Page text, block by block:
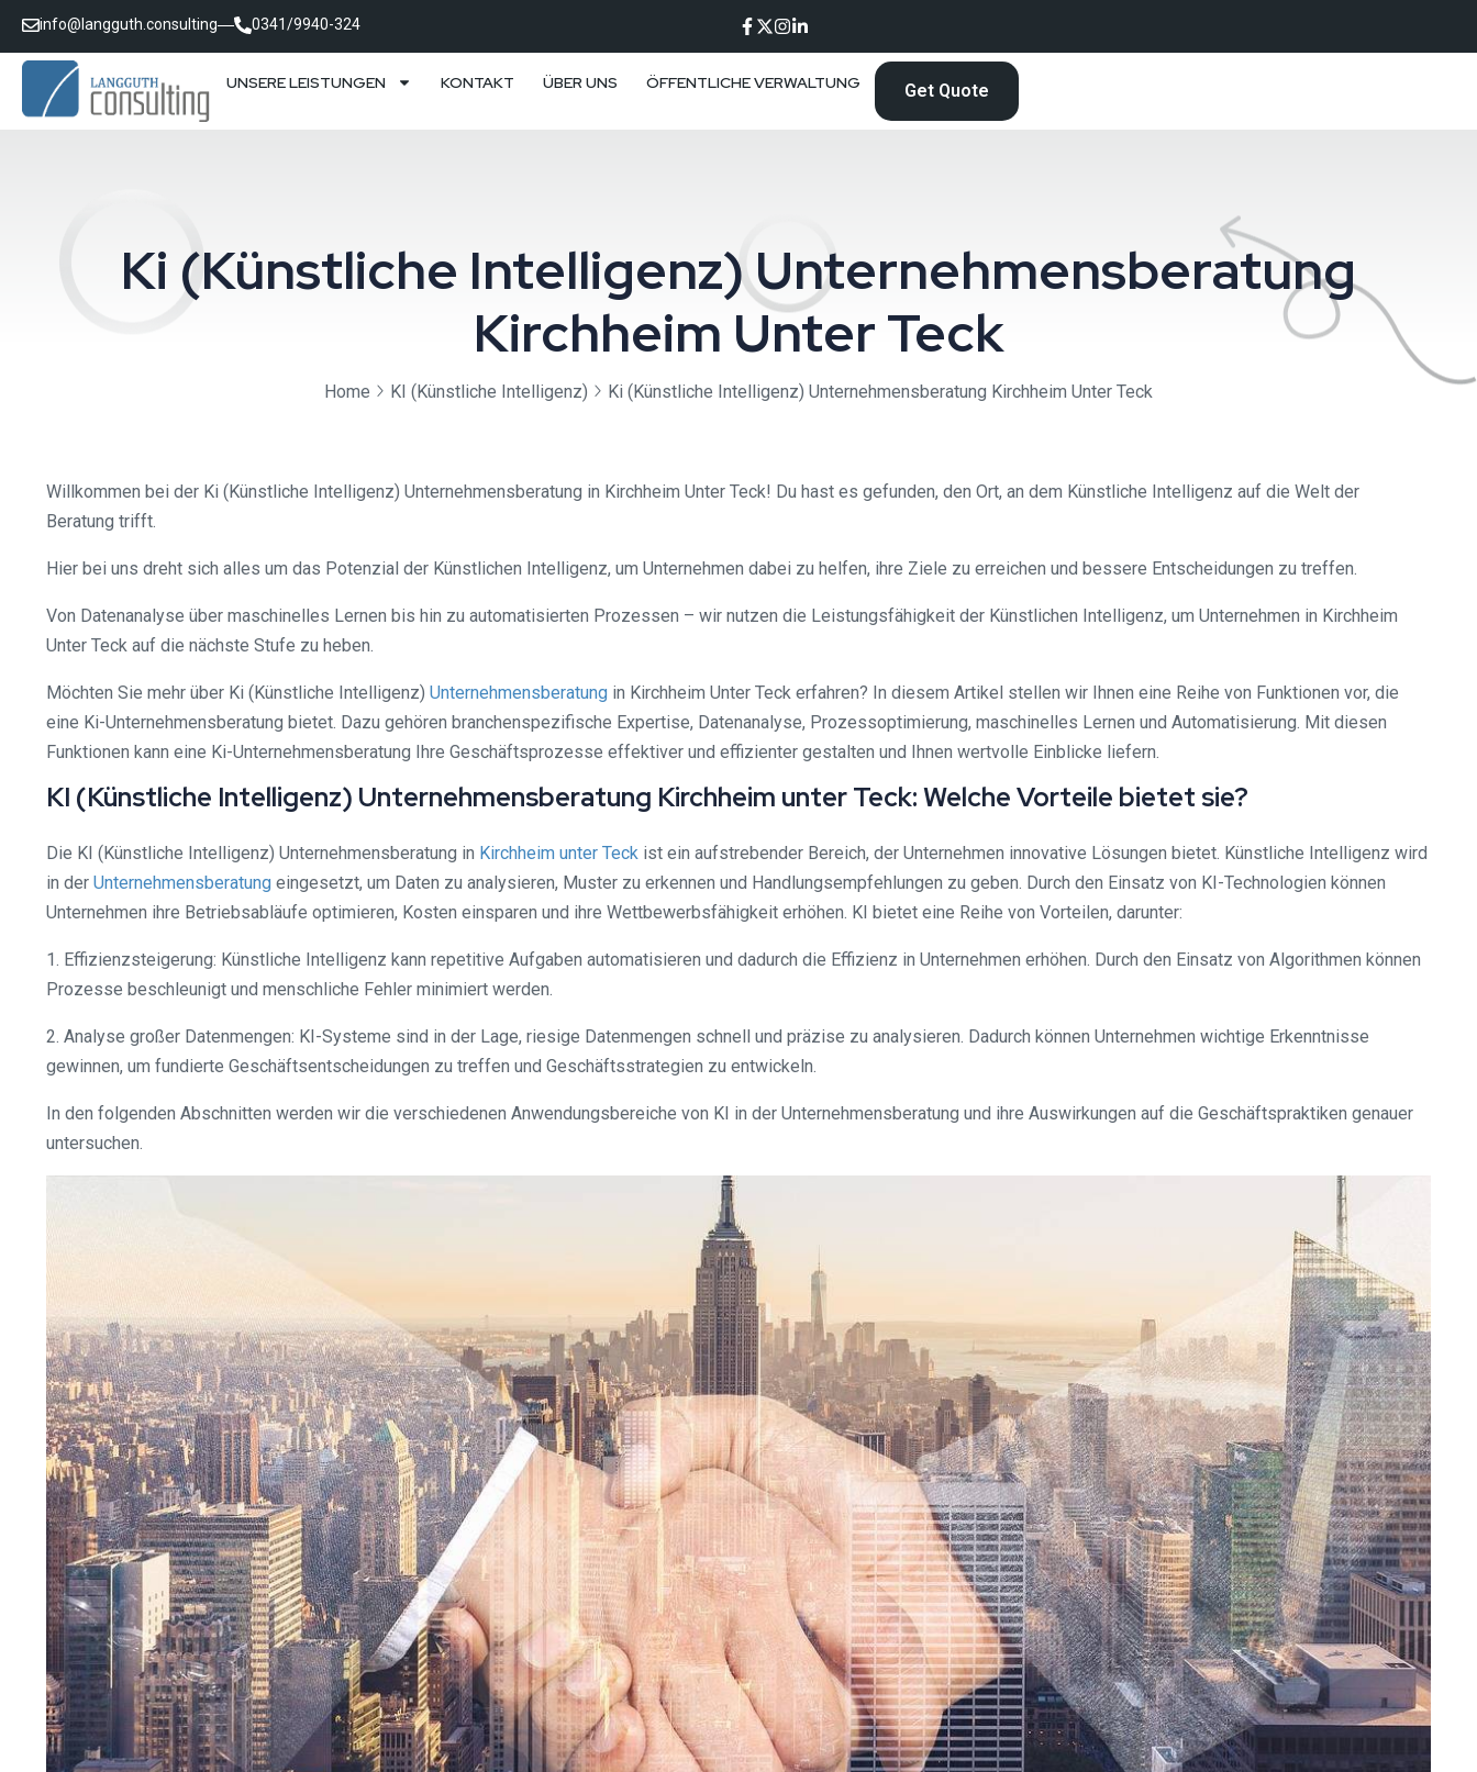
info@langguth.consulting 0341/9940-324
UNSERE LEISTUNGEN KONTAKT ÜBER UNS ÖFFENTLICHE VERWALTUNG Get Quote
Ki (Künstliche Intelligenz) Unternehmensberatung
Kirchheim Unter Teck
Home KI (Künstliche Intelligenz) Ki (Künstliche Intelligenz) Unternehmensberatung Kirchheim Unter Teck
Willkommen bei der Ki (Künstliche Intelligenz) Unternehmensberatung in Kirchheim Unter Teck! Du hast es gefunden, den Ort, an dem Künstliche Intelligenz auf die Welt der
Beratung trifft.
Hier bei uns dreht sich alles um das Potenzial der Künstlichen Intelligenz, um Unternehmen dabei zu helfen, ihre Ziele zu erreichen und bessere Entscheidungen zu treffen.
Von Datenanalyse über maschinelles Lernen bis hin zu automatisierten Prozessen – wir nutzen die Leistungsfähigkeit der Künstlichen Intelligenz, um Unternehmen in Kirchheim
Unter Teck auf die nächste Stufe zu heben.
Möchten Sie mehr über Ki (Künstliche Intelligenz) Unternehmensberatung in Kirchheim Unter Teck erfahren? In diesem Artikel stellen wir Ihnen eine Reihe von Funktionen vor, die
eine Ki-Unternehmensberatung bietet. Dazu gehören branchenspezifische Expertise, Datenanalyse, Prozessoptimierung, maschinelles Lernen und Automatisierung. Mit diesen
Funktionen kann eine Ki-Unternehmensberatung Ihre Geschäftsprozesse effektiver und effizienter gestalten und Ihnen wertvolle Einblicke liefern.
KI (Künstliche Intelligenz) Unternehmensberatung Kirchheim unter Teck: Welche Vorteile bietet sie?
Die KI (Künstliche Intelligenz) Unternehmensberatung in Kirchheim unter Teck ist ein aufstrebender Bereich, der Unternehmen innovative Lösungen bietet. Künstliche Intelligenz wird
in der Unternehmensberatung eingesetzt, um Daten zu analysieren, Muster zu erkennen und Handlungsempfehlungen zu geben. Durch den Einsatz von KI-Technologien können
Unternehmen ihre Betriebsabläufe optimieren, Kosten einsparen und ihre Wettbewerbsfähigkeit erhöhen. KI bietet eine Reihe von Vorteilen, darunter:
1. Effizienzsteigerung: Künstliche Intelligenz kann repetitive Aufgaben automatisieren und dadurch die Effizienz in Unternehmen erhöhen. Durch den Einsatz von Algorithmen können
Prozesse beschleunigt und menschliche Fehler minimiert werden.
2. Analyse großer Datenmengen: KI-Systeme sind in der Lage, riesige Datenmengen schnell und präzise zu analysieren. Dadurch können Unternehmen wichtige Erkenntnisse
gewinnen, um fundierte Geschäftsentscheidungen zu treffen und Geschäftsstrategien zu entwickeln.
In den folgenden Abschnitten werden wir die verschiedenen Anwendungsbereiche von KI in der Unternehmensberatung und ihre Auswirkungen auf die Geschäftspraktiken genauer
untersuchen.